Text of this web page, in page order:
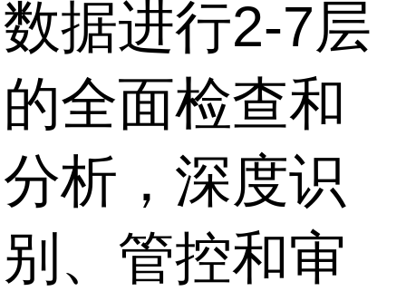
数据进行2-7层
的全面检查和
分析，深度识
别、管控和审